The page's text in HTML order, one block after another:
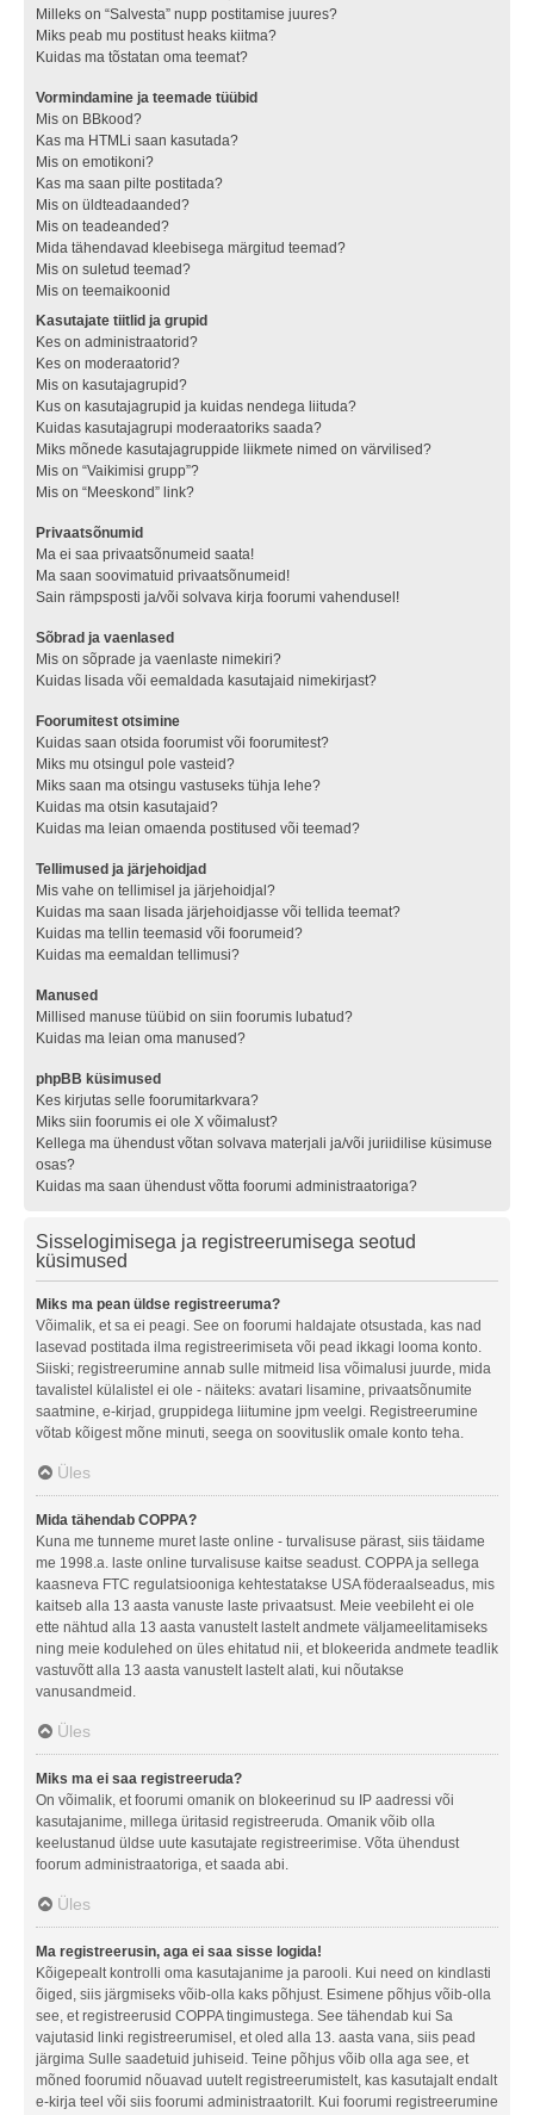
Milleks on “Salvesta” nupp postitamise juures?
Miks peab mu postitust heaks kiitma?
Kuidas ma tõstatan oma teemat?
Vormindamine ja teemade tüübid
Mis on BBkood?
Kas ma HTMLi saan kasutada?
Mis on emotikoni?
Kas ma saan pilte postitada?
Mis on üldteadaanded?
Mis on teadeanded?
Mida tähendavad kleebisega märgitud teemad?
Mis on suletud teemad?
Mis on teemaikoonid
Kasutajate tiitlid ja grupid
Kes on administraatorid?
Kes on moderaatorid?
Mis on kasutajagrupid?
Kus on kasutajagrupid ja kuidas nendega liituda?
Kuidas kasutajagrupi moderaatoriks saada?
Miks mõnede kasutajagruppide liikmete nimed on värvilised?
Mis on “Vaikimisi grupp”?
Mis on “Meeskond” link?
Privaatsõnumid
Ma ei saa privaatsõnumeid saata!
Ma saan soovimatuid privaatsõnumeid!
Sain rämpsposti ja/või solvava kirja foorumi vahendusel!
Sõbrad ja vaenlased
Mis on sõprade ja vaenlaste nimekiri?
Kuidas lisada või eemaldada kasutajaid nimekirjast?
Foorumitest otsimine
Kuidas saan otsida foorumist või foorumitest?
Miks mu otsingul pole vasteid?
Miks saan ma otsingu vastuseks tühja lehe?
Kuidas ma otsin kasutajaid?
Kuidas ma leian omaenda postitused või teemad?
Tellimused ja järjehoidjad
Mis vahe on tellimisel ja järjehoidjal?
Kuidas ma saan lisada järjehoidjasse või tellida teemat?
Kuidas ma tellin teemasid või foorumeid?
Kuidas ma eemaldan tellimusi?
Manused
Millised manuse tüübid on siin foorumis lubatud?
Kuidas ma leian oma manused?
phpBB küsimused
Kes kirjutas selle foorumitarkvara?
Miks siin foorumis ei ole X võimalust?
Kellega ma ühendust võtan solvava materjali ja/või juriidilise küsimuse
osas?
Kuidas ma saan ühendust võtta foorumi administraatoriga?
Sisselogimisega ja registreerumisega seotud
küsimused
Miks ma pean üldse registreeruma?
Võimalik, et sa ei peagi. See on foorumi haldajate otsustada, kas nad
lasevad postitada ilma registreerimiseta või pead ikkagi looma konto.
Siiski; registreerumine annab sulle mitmeid lisa võimalusi juurde, mida
tavalistel külalistel ei ole - näiteks: avatari lisamine, privaatsõnumite
saatmine, e-kirjad, gruppidega liitumine jpm veelgi. Registreerumine
võtab kõigest mõne minuti, seega on soovituslik omale konto teha.
Üles
Mida tähendab COPPA?
Kuna me tunneme muret laste online - turvalisuse pärast, siis täidame
me 1998.a. laste online turvalisuse kaitse seadust. COPPA ja sellega
kaasneva FTC regulatsiooniga kehtestatakse USA föderaalseadus, mis
kaitseb alla 13 aasta vanuste laste privaatsust. Meie veebileht ei ole
ette nähtud alla 13 aasta vanustelt lastelt andmete väljameelitamiseks
ning meie kodulehed on üles ehitatud nii, et blokeerida andmete teadlik
vastuvõtt alla 13 aasta vanustelt lastelt alati, kui nõutakse
vanusandmeid.
Üles
Miks ma ei saa registreeruda?
On võimalik, et foorumi omanik on blokeerinud su IP aadressi või
kasutajanime, millega üritasid registreeruda. Omanik võib olla
keelustanud üldse uute kasutajate registreerimise. Võta ühendust
foorum administraatoriga, et saada abi.
Üles
Ma registreerusin, aga ei saa sisse logida!
Kõigepealt kontrolli oma kasutajanime ja parooli. Kui need on kindlasti
õiged, siis järgmiseks võib-olla kaks põhjust. Esimene põhjus võib-olla
see, et registreerusid COPPA tingimustega. See tähendab kui Sa
vajutasid linki registreerumisel, et oled alla 13. aasta vana, siis pead
järgima Sulle saadetuid juhiseid. Teine põhjus võib olla aga see, et
mõned foorumid nõuavad uutelt registreerumistelt, kas kasutajalt endalt
e-kirja teel või siis foorumi administraatorilt. Kui foorumi registreerumine